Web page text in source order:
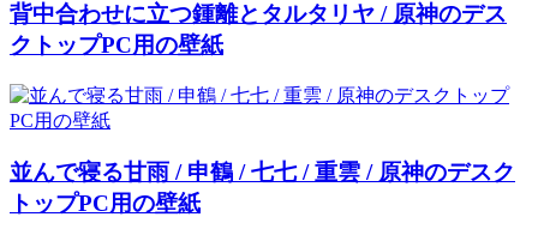
背中合わせに立つ鍾離とタルタリヤ / 原神のデス
クトップPC用の壁紙
並んで寝る甘雨 / 申鶴 / 七七 / 重雲 / 原神のデスク
トップPC用の壁紙